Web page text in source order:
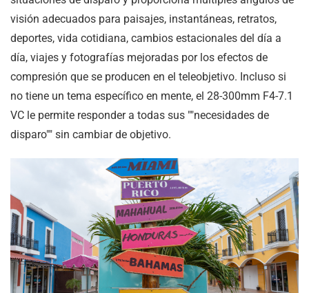
visión adecuados para paisajes, instantáneas, retratos,
deportes, vida cotidiana, cambios estacionales del día a
día, viajes y fotografías mejoradas por los efectos de
compresión que se producen en el teleobjetivo. Incluso si
no tiene un tema específico en mente, el 28-300mm F4-7.1
VC le permite responder a todas sus ""necesidades de
disparo"" sin cambiar de objetivo.